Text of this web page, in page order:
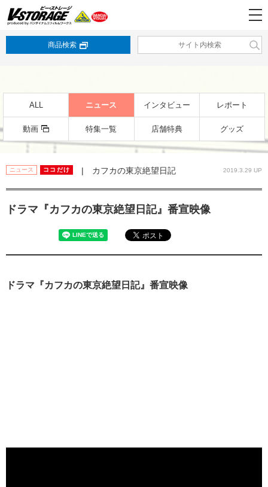
商品検索
ALL ニュース インタビュー レポート
動画 特集一覧 店舗特典 グッズ
ニュース ココだけ | カフカの東京絶望日記 2019.3.29 UP
ドラマ『カフカの東京絶望日記』番宣映像
ドラマ『カフカの東京絶望日記』番宣映像